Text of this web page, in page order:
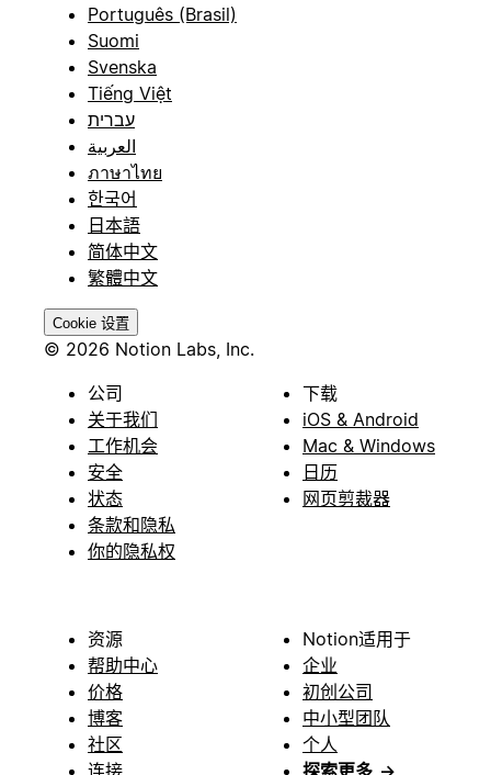
Português (Brasil)
Suomi
Svenska
Tiếng Việt
עברית
العربية
ภาษาไทย
한국어
日本語
简体中文
繁體中文
Cookie 设置
© 2026 Notion Labs, Inc.
公司
关于我们
工作机会
安全
状态
条款和隐私
你的隐私权
下载
iOS & Android
Mac & Windows
日历
网页剪裁器
资源
帮助中心
价格
博客
社区
连接
Notion适用于
企业
初创公司
中小型团队
个人
探索更多 →